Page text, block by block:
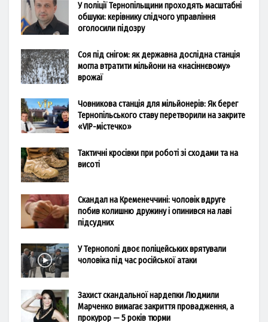
У поліції Тернопільщини проходять масштабні
обшуки: керівнику слідчого управління
оголосили підозру
Соя під снігом: як державна дослідна станція
могла втратити мільйони на «насіннєвому»
врожаї
Човникова станція для мільйонерів: Як берег
Тернопільського ставу перетворили на закрите
«VIP-містечко»
Тактичні кросівки при роботі зі сходами та на
висоті
Скандал на Кременеччині: чоловік вдруге
побив колишню дружину і опинився на лаві
підсудних
У Тернополі двоє поліцейських врятували
чоловіка під час російської атаки
Захист скандальної нардепки Людмили
Марченко вимагає закриття провадження, а
прокурор — 5 років тюрми